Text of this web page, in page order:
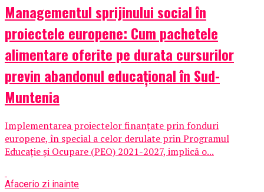
Managementul sprijinului social în
proiectele europene: Cum pachetele
alimentare oferite pe durata cursurilor
previn abandonul educațional în Sud-
Muntenia
Implementarea proiectelor finanțate prin fonduri
europene, în special a celor derulate prin Programul
Educație și Ocupare (PEO) 2021-2027, implică o...
Afacerio zi inainte